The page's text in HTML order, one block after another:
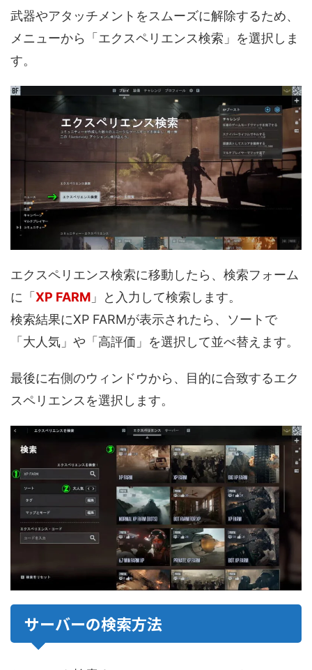
武器やアタッチメントをスムーズに解除するため、
メニューから「エクスペリエンス検索」を選択しま
す。
エクスペリエンス検索に移動したら、検索フォーム
に「 XP FARM 」と入力して検索します。
検索結果にXP FARMが表示されたら、ソートで
「大人気」や「高評価」を選択して並べ替えます。
最後に右側のウィンドウから、目的に合致するエク
スペリエンスを選択します。
サーバーの検索方法